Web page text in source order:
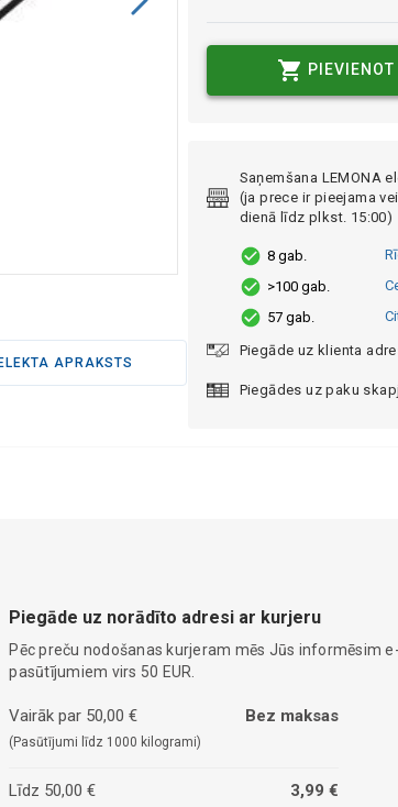
APRAKSTS
Saņemšana LEMONA
(ja prece ir pieejama
dienā līdz plkst. 15:00)
8 gab.
>100 gab.
57 gab.
Piegāde uz klienta
Piegādes uz paku
Piegāde uz norādīto adresi ar kurjeru
Pēc preču nodošanas kurjeram mēs Jūs informēsim
pasūtījumiem virs 50 EUR.
Vairāk par 50,00 €
(Pasūtījumi līdz 1000 kilogrami)
Bez maksas
Līdz 50,00 € 3,99 €